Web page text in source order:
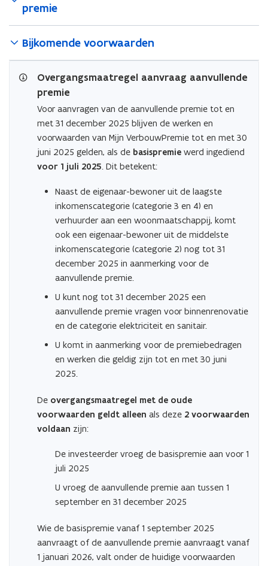
premie
Bijkomende voorwaarden
Overgangsmaatregel aanvraag aanvullende
premie
Voor aanvragen van de aanvullende premie tot en
met 31 december 2025 blijven de werken en
voorwaarden van Mijn VerbouwPremie tot en met 30
juni 2025 gelden, als de basispremie werd ingediend
voor 1 juli 2025. Dit betekent:
Naast de eigenaar-bewoner uit de laagste
inkomenscategorie (categorie 3 en 4) en
verhuurder aan een woonmaatschappij, komt
ook een eigenaar-bewoner uit de middelste
inkomenscategorie (categorie 2) nog tot 31
december 2025 in aanmerking voor de
aanvullende premie.
U kunt nog tot 31 december 2025 een
aanvullende premie vragen voor binnenrenovatie
en de categorie elektriciteit en sanitair.
U komt in aanmerking voor de premiebedragen
en werken die geldig zijn tot en met 30 juni
2025.
De overgangsmaatregel met de oude
voorwaarden geldt alleen als deze 2 voorwaarden
voldaan zijn:
De investeerder vroeg de basispremie aan voor 1
juli 2025
U vroeg de aanvullende premie aan tussen 1
september en 31 december 2025
Wie de basispremie vanaf 1 september 2025
aanvraagt of de aanvullende premie aanvraagt vanaf
1 januari 2026, valt onder de huidige voorwaarden